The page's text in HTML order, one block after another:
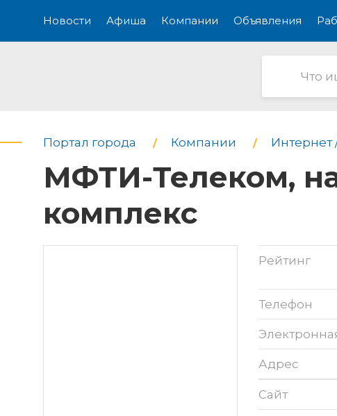
Новости Афиша Компании Объявления
Портал города Компании Интернет
МФТИ-Телеком,
комплекс
Рейтинг
Телефон
Адрес
Сайт